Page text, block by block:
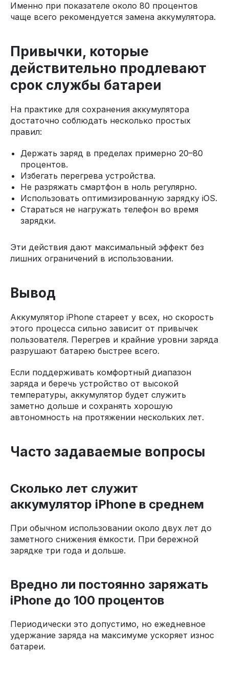
Именно при показателе около 80 процентов
чаще всего рекомендуется замена аккумулятора.
Привычки, которые
действительно продлевают
срок службы батареи
На практике для сохранения аккумулятора
достаточно соблюдать несколько простых
правил:
Держать заряд в пределах примерно 20–80
процентов.
Избегать перегрева устройства.
Не разряжать смартфон в ноль регулярно.
Использовать оптимизированную зарядку iOS.
Стараться не нагружать телефон во время
зарядки.
Эти действия дают максимальный эффект без
лишних ограничений в использовании.
Вывод
Аккумулятор iPhone стареет у всех, но скорость
этого процесса сильно зависит от привычек
пользователя. Перегрев и крайние уровни заряда
разрушают батарею быстрее всего.
Если поддерживать комфортный диапазон
заряда и беречь устройство от высокой
температуры, аккумулятор будет служить
заметно дольше и сохранять хорошую
автономность на протяжении нескольких лет.
Часто задаваемые вопросы
Сколько лет служит
аккумулятор iPhone в среднем
При обычном использовании около двух лет до
заметного снижения ёмкости. При бережной
зарядке три года и дольше.
Вредно ли постоянно заряжать
iPhone до 100 процентов
Периодически это допустимо, но ежедневное
удержание заряда на максимуме ускоряет износ
батареи.